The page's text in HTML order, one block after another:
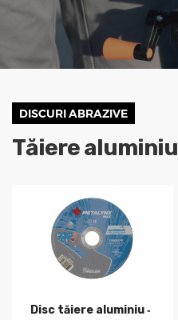
DISCURI ABRAZIVE
Tăiere aluminiu
Disc tăiere aluminiu ‑